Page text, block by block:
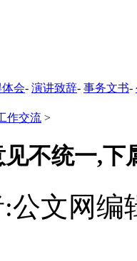
会- 演讲致辞- 事务文书-
作交流 >
不统一,
公文网编